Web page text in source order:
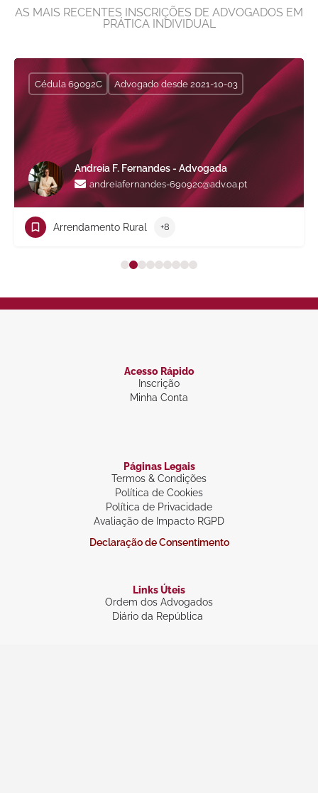
AS MAIS RECENTES INSCRIÇÕES DE ADVOGADOS EM
PRÁTICA INDIVIDUAL
Andreia F. Fernandes - Advogada
andreiafernandes-69092c@adv.oa.pt
Cédula 69092C Advogado desde 2021-10-03
Arrendamento Rural +8
Acesso Rápido
Inscrição
Minha Conta
Páginas Legais
Termos & Condições
Política de Cookies
Política de Privacidade
Avaliação de Impacto RGPD
Declaração de Consentimento
Links Úteis
Ordem dos Advogados
Diário da República